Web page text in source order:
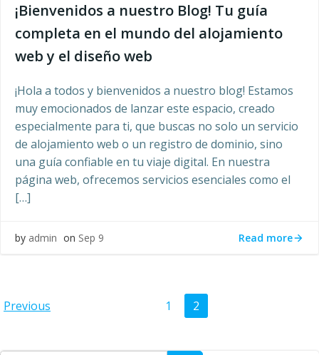
¡Bienvenidos a nuestro Blog! Tu guía
completa en el mundo del alojamiento
web y el diseño web
¡Hola a todos y bienvenidos a nuestro blog! Estamos
muy emocionados de lanzar este espacio, creado
especialmente para ti, que buscas no solo un servicio
de alojamiento web o un registro de dominio, sino
una guía confiable en tu viaje digital. En nuestra
página web, ofrecemos servicios esenciales como el
[…]
by admin on Sep 9 Read more
Navegación
Previous
Navegación
Página
1 Página
2